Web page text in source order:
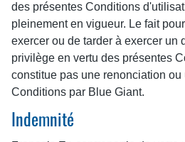
des présentes Conditions
pleinement en vigueur. Le fait
exercer ou de tarder à exercer un
privilège en vertu des présentes
constitue pas une renonciation
Conditions par Blue Giant.
Indemnité